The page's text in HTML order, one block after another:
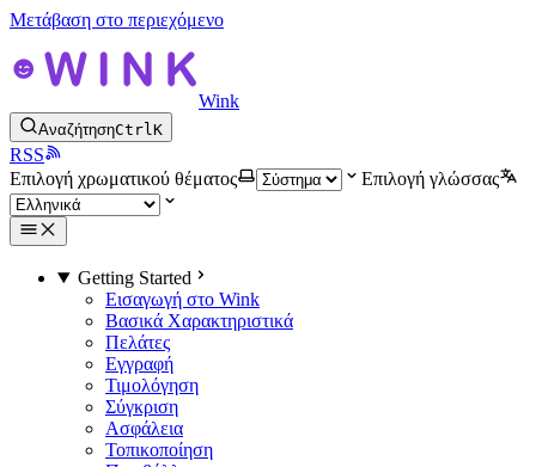
Μετάβαση στο περιεχόμενο
Wink
ΑναζήτησηCtrlK
RSS
Επιλογή χρωματικού θέματος
Επιλογή γλώσσας
Getting Started
Εισαγωγή στο Wink
Βασικά Χαρακτηριστικά
Πελάτες
Εγγραφή
Τιμολόγηση
Σύγκριση
Ασφάλεια
Τοπικοποίηση